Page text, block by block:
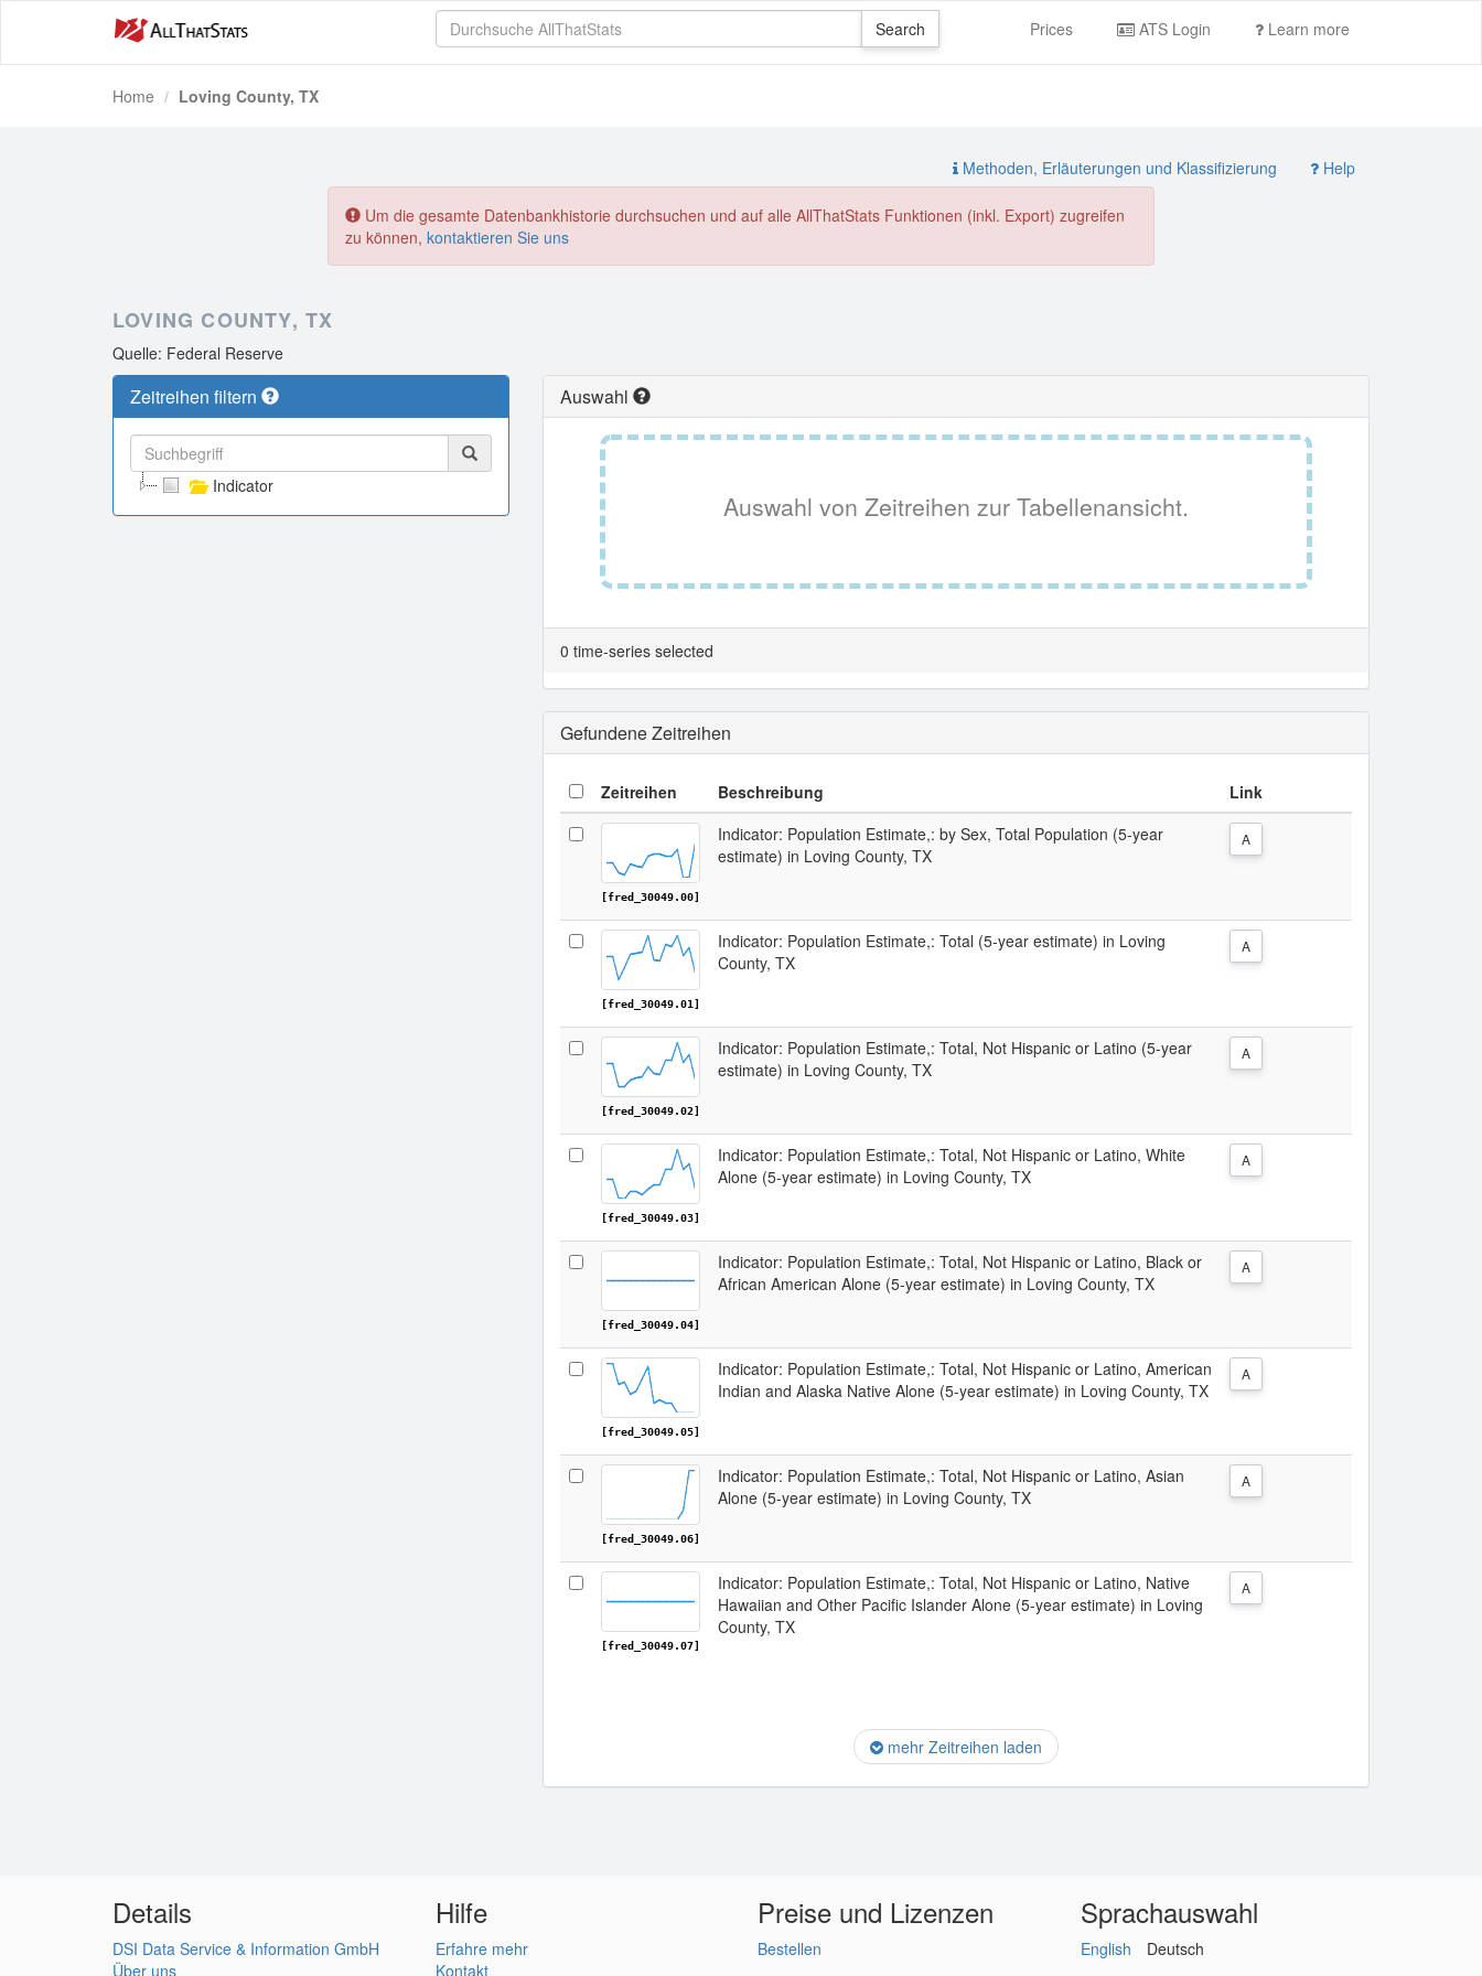
Prices ATS Login Learn more
Home Loving County, TX
Methoden, Erläuterungen und Klassifizierung Help
Um die gesamte Datenbankhistorie durchsuchen und auf alle AllThatStats Funktionen (inkl. Export) zugreifen
zu können, kontaktieren Sie uns
LOVING COUNTY, TX
Quelle: Federal Reserve
Zeitreihen filtern
Indicator
Auswahl
Auswahl von Zeitreihen zur Tabellenansicht.
0 time-series selected
Gefundene Zeitreihen
Zeitreihen Beschreibung Link
[fred_30049.00]
Indicator: Population Estimate,: by Sex, Total Population (5-year
estimate) in Loving County, TX
A
[fred_30049.01]
Indicator: Population Estimate,: Total (5-year estimate) in Loving
County, TX
A
[fred_30049.02]
Indicator: Population Estimate,: Total, Not Hispanic or Latino (5-year
estimate) in Loving County, TX
A
[fred_30049.03]
Indicator: Population Estimate,: Total, Not Hispanic or Latino, White
Alone (5-year estimate) in Loving County, TX
A
[fred_30049.04]
Indicator: Population Estimate,: Total, Not Hispanic or Latino, Black or
African American Alone (5-year estimate) in Loving County, TX
A
[fred_30049.05]
Indicator: Population Estimate,: Total, Not Hispanic or Latino, American
Indian and Alaska Native Alone (5-year estimate) in Loving County, TX
A
[fred_30049.06]
Indicator: Population Estimate,: Total, Not Hispanic or Latino, Asian
Alone (5-year estimate) in Loving County, TX
A
[fred_30049.07]
Indicator: Population Estimate,: Total, Not Hispanic or Latino, Native
Hawaiian and Other Pacific Islander Alone (5-year estimate) in Loving
County, TX
A
mehr Zeitreihen laden
Details
DSI Data Service & Information GmbH
Über uns
Hilfe
Erfahre mehr
Kontakt
Preise und Lizenzen
Bestellen
Sprachauswahl
English Deutsch